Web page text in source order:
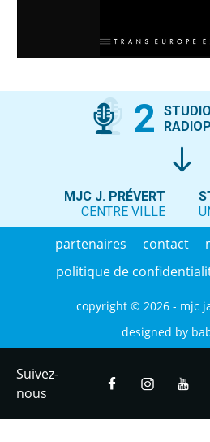
2
MJC J. PRÉVERT
CENTRE VILLE
partenaires contact
politique de
copyright © 2026 - mjc
designed by
Suivez-
nous